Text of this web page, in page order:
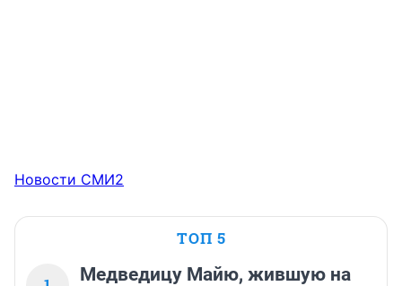
Новости СМИ2
ТОП 5
Медведицу Майю, жившую на